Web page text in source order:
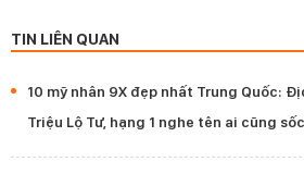
TIN LIÊN QUAN
10 mỹ nhân 9X đẹp nhất Trung Quốc:
Triệu Lộ Tư, hạng 1 nghe tên ai cũng sốc